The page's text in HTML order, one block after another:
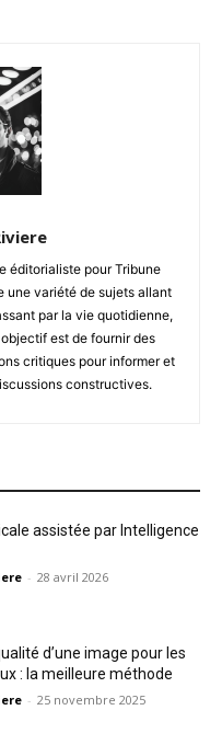
éditorialiste pour Tribune
une variété de sujets allant
par la vie quotidienne,
est de fournir des
critiques pour informer et
constructives.
assistée par Intelligence
- 28 avril 2026
d’une image pour les
: la meilleure méthode
- 25 novembre 2025